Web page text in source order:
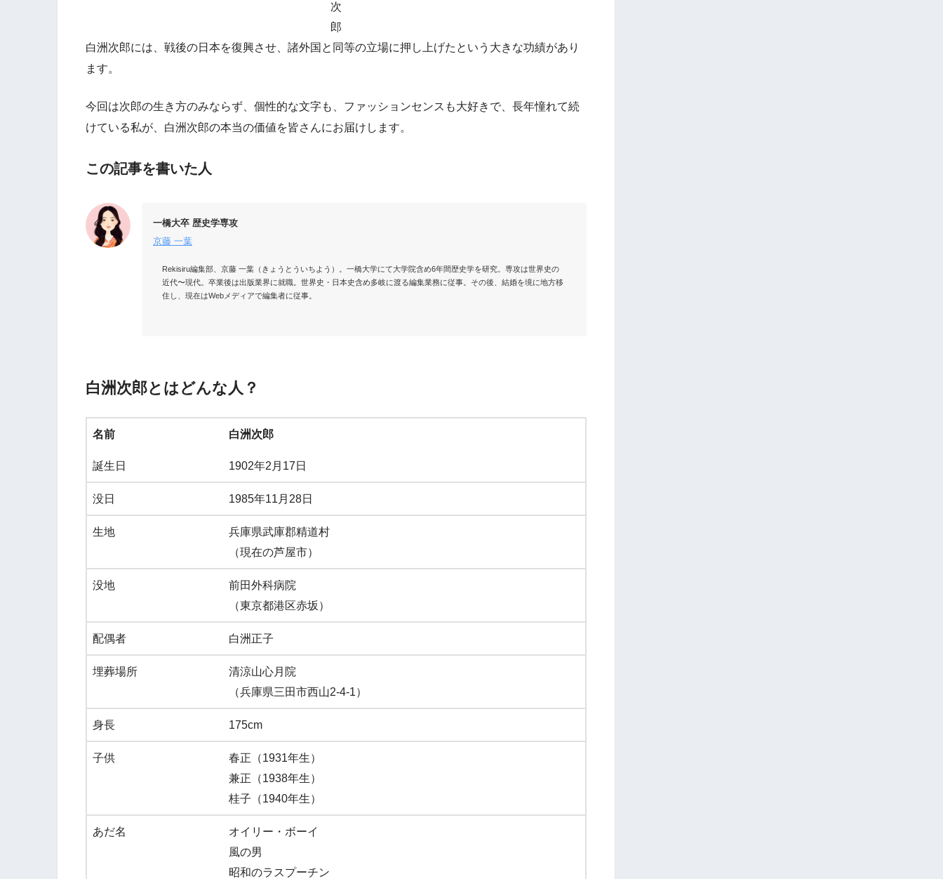
次
郎
白洲次郎には、戦後の日本を復興させ、諸外国と同等の立場に押し上げたという大きな功績があり
ます。
今回は次郎の生き方のみならず、個性的な文字も、ファッションセンスも大好きで、長年憧れて続
けている私が、白洲次郎の本当の価値を皆さんにお届けします。
この記事を書いた人
一橋大卒 歴史学専攻
京藤 一葉
Rekisiru編集部、京藤 一葉（きょうとういちよう）。一橋大学にて大学院含め6年間歴史学を研究。専攻は世界史の
近代〜現代。卒業後は出版業界に就職。世界史・日本史含め多岐に渡る編集業務に従事。その後、結婚を境に地方移
住し、現在はWebメディアで編集者に従事。
白洲次郎とはどんな人？
名前 白洲次郎
誕生日 1902年2月17日
没日 1985年11月28日
生地
兵庫県武庫郡精道村
（現在の芦屋市）
没地
前田外科病院
（東京都港区赤坂）
配偶者 白洲正子
埋葬場所
清涼山心月院
（兵庫県三田市西山2-4-1）
身長 175cm
子供
春正（1931年生）
兼正（1938年生）
桂子（1940年生）
あだ名
オイリー・ボーイ
風の男
昭和のラスプーチン